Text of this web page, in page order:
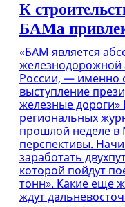
К
БАМа
«БАМ является
железнодорожной
России, — именно
выступление
железные дороги»
региональных
прошлой неделе
перспективы.
заработать
которой пойдут
тонн». Какие еще
ждут